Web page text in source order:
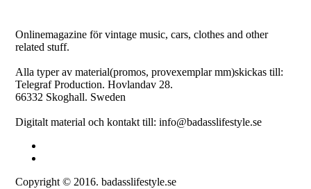
Onlinemagazine för vintage music, cars, clothes and other
related stuff.
Alla typer av material(promos, provexemplar mm)skickas till:
Telegraf Production. Hovlandav 28.
66332 Skoghall. Sweden
Digitalt material och kontakt till: info@badasslifestyle.se
Copyright © 2016. badasslifestyle.se